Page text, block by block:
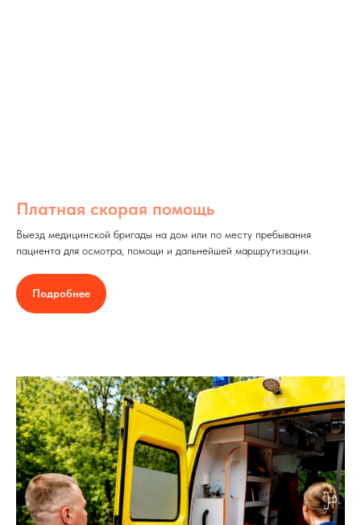
Платная скорая помощь
Выезд медицинской бригады на дом или по месту пребывания
пациента для осмотра, помощи и дальнейшей маршрутизации.
Подробнее